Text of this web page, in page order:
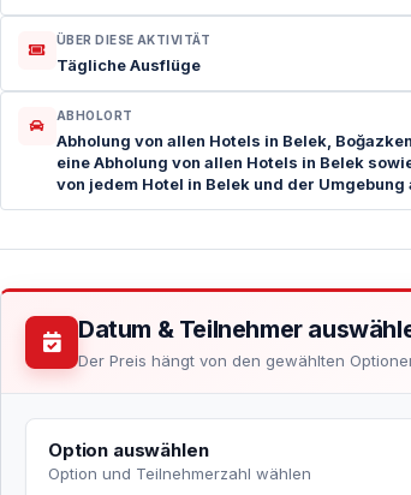
ÜBER DIESE AKTIVITÄT
Tägliche Ausflüge
ABHOLORT
Abholung von allen Hotels in Belek,
eine Abholung von allen Hotels in Belek
von jedem Hotel in Belek und der Umgebung
Datum & Teilnehmer
Der Preis hängt von den gewählten
Option auswählen
Option und Teilnehmerzahl wählen